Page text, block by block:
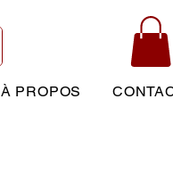
À PROPOS